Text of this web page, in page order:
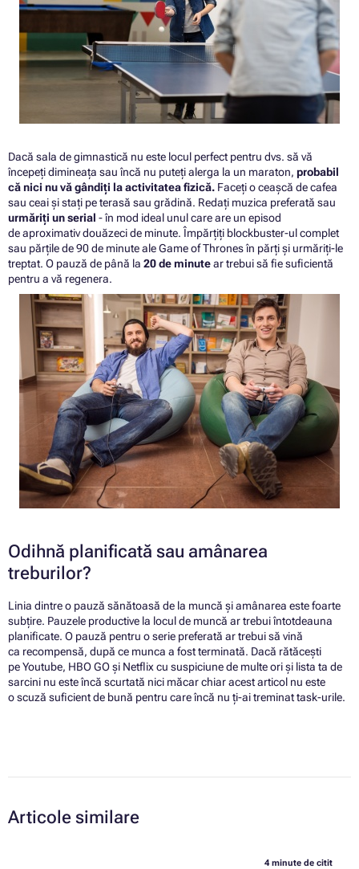
Dacă sala de gimnastică nu este locul perfect pentru dvs. să vă
începeți dimineața sau încă nu puteți alerga la un maraton, probabil
că nici nu vă gândiți la activitatea fizică. Faceți o ceașcă de cafea
sau ceai și stați pe terasă sau grădină. Redați muzica preferată sau
urmăriți un serial - în mod ideal unul care are un episod
de aproximativ douăzeci de minute. Împărțiți blockbuster-ul complet
sau părțile de 90 de minute ale Game of Thrones în părți și urmăriți-le
treptat. O pauză de până la 20 de minutear trebui să fie suficientă
pentru a vă regenera.
Odihnă planificată sau amânarea
treburilor?
Linia dintre o pauză sănătoasă de la muncă și amânarea este foarte
subțire. Pauzele productive la locul de muncă ar trebui întotdeauna
planificate. O pauză pentru o serie preferată ar trebui să vină
ca recompensă, după ce munca a fost terminată. Dacă rătăcești
pe Youtube, HBO GO și Netflix cu suspiciune de multe ori și lista ta de
sarcini nu este încă scurtată nici măcar chiar acest articol nu este
o scuză suficient de bună pentru care încă nu ți-ai treminat task-urile.
Articole similare
4 minute de citit